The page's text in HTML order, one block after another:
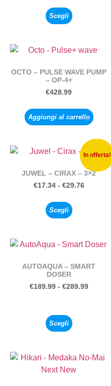
Scegli
OCTO – PULSE WAVE PUMP
– OP-4+
€428.99
Aggiungi al carrello
In offerta!
JUWEL – CIRAX – 3×2
€17.34 - €29.76
Scegli
AUTOAQUA – SMART
DOSER
€189.99 - €289.99
Scegli